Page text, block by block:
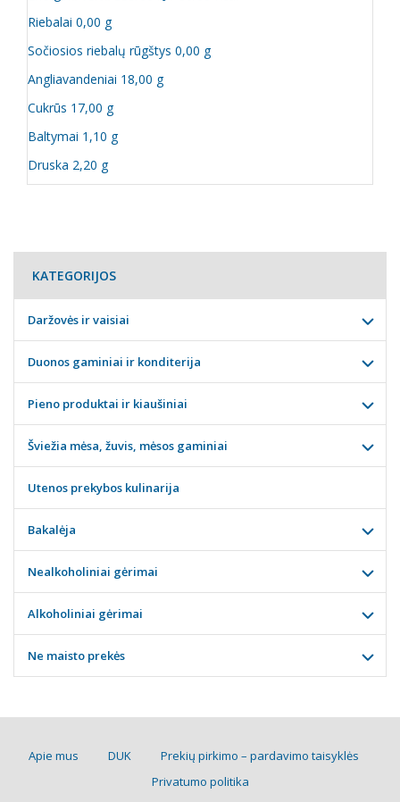
Riebalai 0,00 g
Sočiosios riebalų rūgštys 0,00 g
Angliavandeniai 18,00 g
Cukrūs 17,00 g
Baltymai 1,10 g
Druska 2,20 g
KATEGORIJOS
Daržovės ir vaisiai
Duonos gaminiai ir konditerija
Pieno produktai ir kiaušiniai
Šviežia mėsa, žuvis, mėsos gaminiai
Utenos prekybos kulinarija
Bakalėja
Nealkoholiniai gėrimai
Alkoholiniai gėrimai
Ne maisto prekės
Apie mus DUK
Prekių pirkimo – pardavimo taisyklės
Privatumo politika